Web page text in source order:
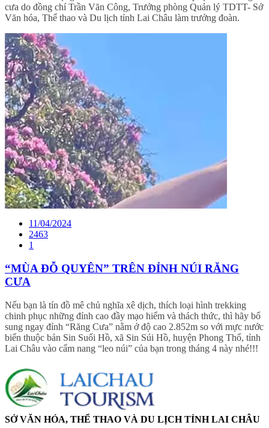
cưa do đồng chí Trần Văn Công, Trưởng phòng Quản lý TDTT- Sở
Văn hóa, Thể thao và Du lịch tỉnh Lai Châu làm trưởng đoàn.
11/04/2024
2463
1
“MÙA ĐỖ QUYÊN” TRÊN ĐỈNH NÚI RĂNG
CƯA
Nếu bạn là tín đồ mê chủ nghĩa xê dịch, thích loại hình trekking
chinh phục những đỉnh cao đầy mạo hiểm và thách thức, thì hãy bổ
sung ngay đỉnh “Răng Cưa” nằm ở độ cao 2.852m so với mực nước
biển thuộc bản Sin Suối Hồ, xã Sin Súi Hồ, huyện Phong Thổ, tỉnh
Lai Châu vào cẩm nang “leo núi” của bạn trong tháng 4 này nhé!!!
SỞ VĂN HÓA, THỂ THAO VÀ DU LỊCH TỈNH LAI CHÂU